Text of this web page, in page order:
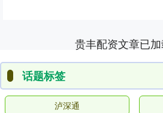
贵丰配资文章已
话题标签
泸深通